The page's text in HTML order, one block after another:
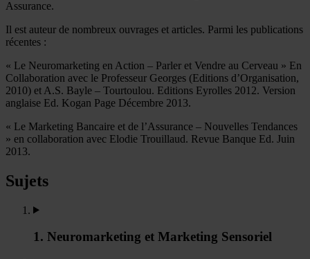
Assurance.
Il est auteur de nombreux ouvrages et articles. Parmi les publications
récentes :
« Le Neuromarketing en Action – Parler et Vendre au Cerveau » En
Collaboration avec le Professeur Georges (Editions d’Organisation,
2010) et A.S. Bayle – Tourtoulou. Editions Eyrolles 2012. Version
anglaise Ed. Kogan Page Décembre 2013.
« Le Marketing Bancaire et de l’Assurance – Nouvelles Tendances
» en collaboration avec Elodie Trouillaud. Revue Banque Ed. Juin
2013.
Sujets
1. Neuromarketing et Marketing Sensoriel